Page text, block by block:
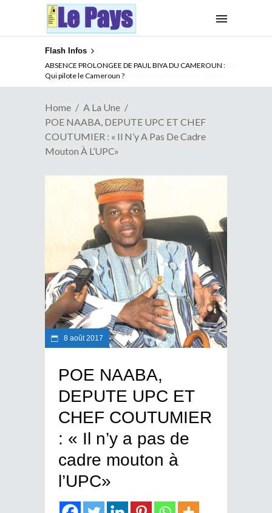
Flash Infos
ABSENCE PROLONGEE DE PAUL BIYA DU CAMEROUN :
Qui pilote le Cameroun ?
Home
A La Une
POE NAABA, DEPUTE UPC ET CHEF
COUTUMIER : « Il N’y A Pas De Cadre
Mouton À L’UPC»
8 août 2017
POE NAABA,
DEPUTE UPC ET
CHEF COUTUMIER
: « Il n’y a pas de
cadre mouton à
l’UPC»